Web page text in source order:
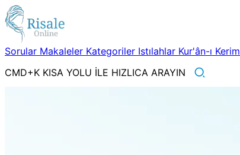
Sorular Makaleler Kategoriler Istılahlar Kur'ân-ı Kerim
CMD+K KISA YOLU İLE HIZLICA ARAYIN